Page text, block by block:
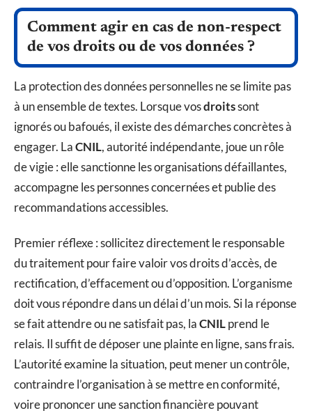
Comment agir en cas de non-respect
de vos droits ou de vos données ?
La protection des données personnelles ne se limite pas
à un ensemble de textes. Lorsque vosdroitssont
ignorés ou bafoués, il existe des démarches concrètes à
engager. LaCNIL, autorité indépendante, joue un rôle
de vigie : elle sanctionne les organisations défaillantes,
accompagne les personnes concernées et publie des
recommandations accessibles.
Premier réflexe : sollicitez directement le responsable
du traitement pour faire valoir vos droits d’accès, de
rectification, d’effacement ou d’opposition. L’organisme
doit vous répondre dans un délai d’un mois. Si la réponse
se fait attendre ou ne satisfait pas, laCNILprend le
relais. Il suffit de déposer une plainte en ligne, sans frais.
L’autorité examine la situation, peut mener un contrôle,
contraindre l’organisation à se mettre en conformité,
voire prononcer une sanction financière pouvant